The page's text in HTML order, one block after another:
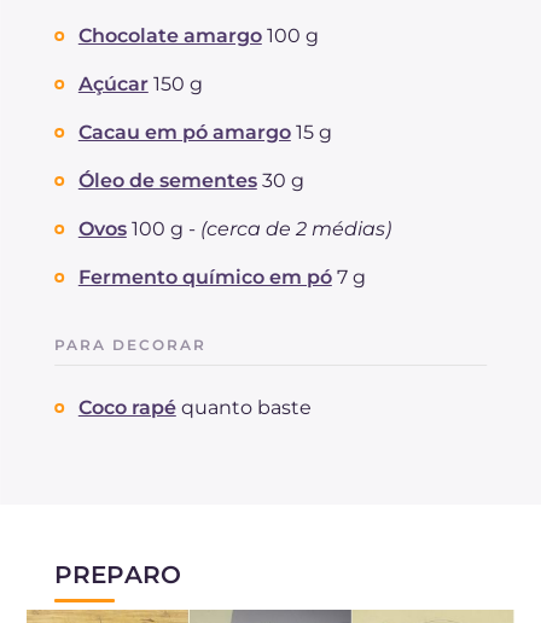
Chocolate amargo 100 g
Açúcar 150 g
Cacau em pó amargo 15 g
Óleo de sementes 30 g
Ovos 100 g - (cerca de 2 médias)
Fermento químico em pó 7 g
PARA DECORAR
Coco rapé quanto baste
PREPARO